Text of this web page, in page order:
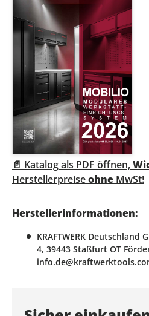
📄 Katalog als PDF öffnen,
Herstellerpreiseohne MwSt!
Herstellerinformationen:
KRAFTWERK Deutschland
4, 39443 Staßfurt OT